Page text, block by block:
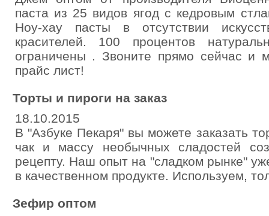
паста из 25 видов ягод с кедровым
Ноу-хау пасты в отсутствии
красителей. 100 процентов
ограничены . Звоните прямо сейчас и
прайс лист!
Торты и пироги на заказ
18.10.2015
В "Азбуке Пекаря" вы можете заказать
чак и массу необычных сладостей
рецепту. Наш опыт на "сладком рынке"
в качественном продукте. Используем,
Зефир оптом